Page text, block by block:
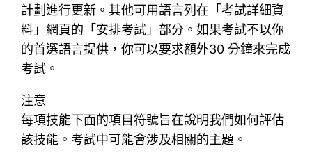
計劃進行更新。其他可用語言列在「考試詳細資
料」網頁的「安排考試」部分。如果考試不以你
的首選語言提供，你可以要求額外30 分鐘來完成
考試。
注意
每項技能下面的項目符號旨在說明我們如何評估
該技能。考試中可能會涉及相關的主題。